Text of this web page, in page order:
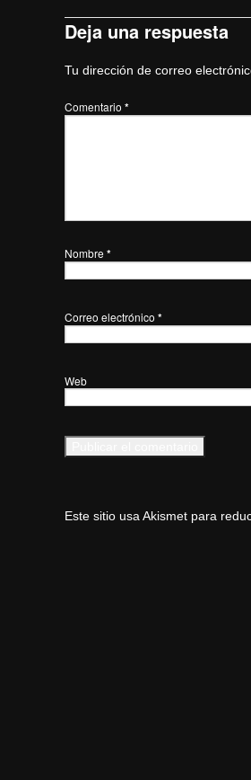
Deja una respuesta
Tu dirección de correo
Comentario *
Nombre *
Correo electrónico *
Web
Este sitio usa Akismet para